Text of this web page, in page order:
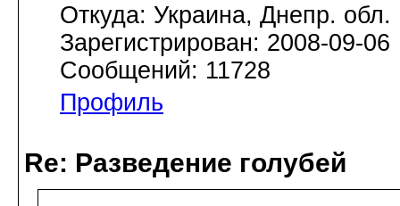
Откуда: Украина, Днепр. обл.
Зарегистрирован: 2008-09-06
Сообщений: 11728
Профиль
Re: Разведение голубей